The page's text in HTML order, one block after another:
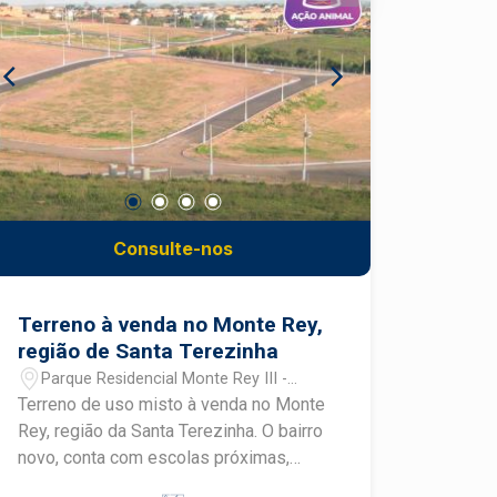
Consulte-nos
Terreno à venda no Monte Rey,
região de Santa Terezinha
Parque Residencial Monte Rey III -
Piracicaba/SP
Terreno de uso misto à venda no Monte
Rey, região da Santa Terezinha. O bairro
novo, conta com escolas próximas,